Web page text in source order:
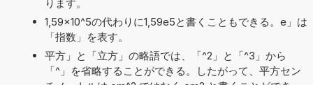
ります。
1,59×10^5の代わりに1,59e5と書くこともできる。e」は
「指数」を表す。
平方」と「立方」の略語では、「^2」と「^3」から
「^」を省略することができる。したがって、平方セン